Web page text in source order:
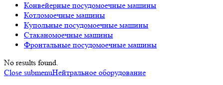
Конвейерные посудомоечные машины
Котломоечные машины
Купольные посудомоечные машины
Стаканомоечные машины
Фронтальные посудомоечные машины
No results found.
Close submenuНейтральное оборудование